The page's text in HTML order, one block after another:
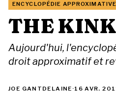
ENCYCLOPÉDIE
THE
Aujourd'hui,
droit approximatif et
JOE GANTDELAINE ·16 AVR.